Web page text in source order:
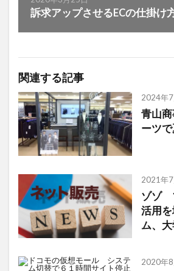
訴求アップさせるECの仕掛け
関連する記事
2024年
青山
ーツ
2021年
ゾゾ
活用
ム、
2020年